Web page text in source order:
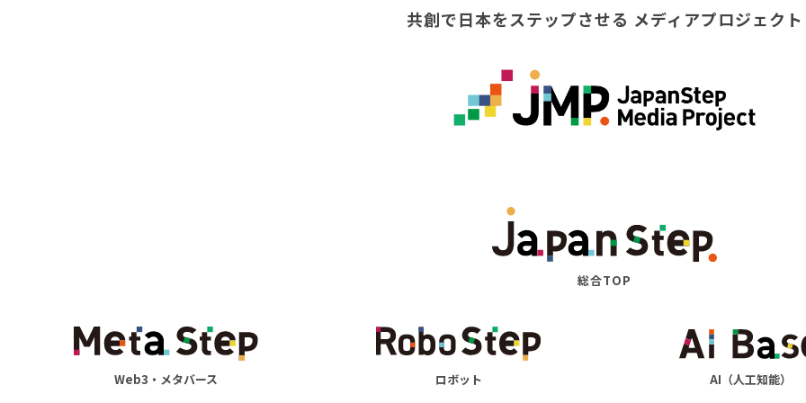
共創で日本をステップさせる メディアプロジェクト
総合TOP
Web3・メタバース ロボット AI（人工知能）